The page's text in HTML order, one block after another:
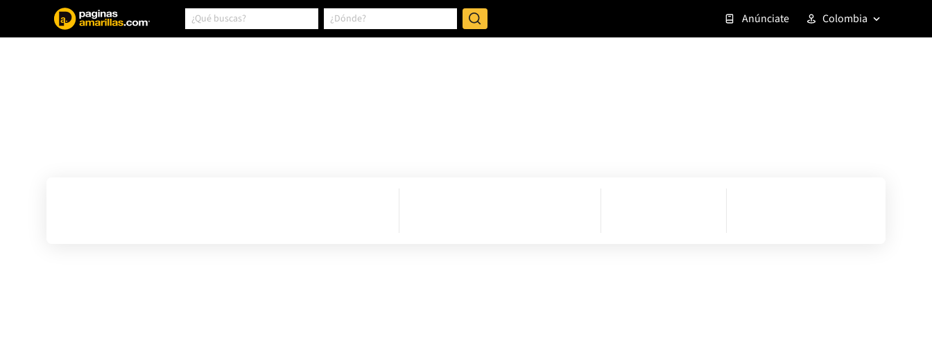
Anúnciate Colombia